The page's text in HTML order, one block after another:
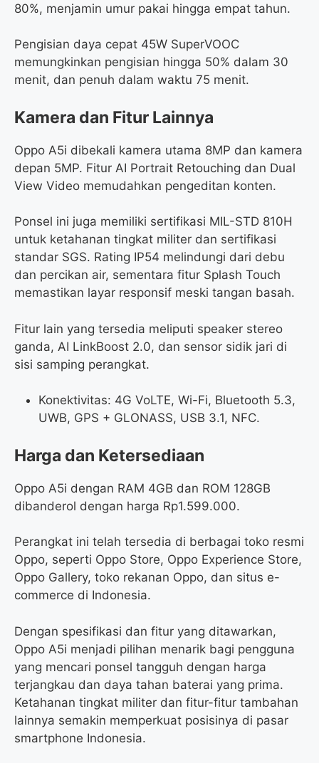
80%, menjamin umur pakai hingga empat tahun.
Pengisian daya cepat 45W SuperVOOC
memungkinkan pengisian hingga 50% dalam 30
menit, dan penuh dalam waktu 75 menit.
Kamera dan Fitur Lainnya
Oppo A5i dibekali kamera utama 8MP dan kamera
depan 5MP. Fitur AI Portrait Retouching dan Dual
View Video memudahkan pengeditan konten.
Ponsel ini juga memiliki sertifikasi MIL-STD 810H
untuk ketahanan tingkat militer dan sertifikasi
standar SGS. Rating IP54 melindungi dari debu
dan percikan air, sementara fitur Splash Touch
memastikan layar responsif meski tangan basah.
Fitur lain yang tersedia meliputi speaker stereo
ganda, AI LinkBoost 2.0, dan sensor sidik jari di
sisi samping perangkat.
Konektivitas: 4G VoLTE, Wi-Fi, Bluetooth 5.3,
UWB, GPS + GLONASS, USB 3.1, NFC.
Harga dan Ketersediaan
Oppo A5i dengan RAM 4GB dan ROM 128GB
dibanderol dengan harga Rp1.599.000.
Perangkat ini telah tersedia di berbagai toko resmi
Oppo, seperti Oppo Store, Oppo Experience Store,
Oppo Gallery, toko rekanan Oppo, dan situs e-
commerce di Indonesia.
Dengan spesifikasi dan fitur yang ditawarkan,
Oppo A5i menjadi pilihan menarik bagi pengguna
yang mencari ponsel tangguh dengan harga
terjangkau dan daya tahan baterai yang prima.
Ketahanan tingkat militer dan fitur-fitur tambahan
lainnya semakin memperkuat posisinya di pasar
smartphone Indonesia.